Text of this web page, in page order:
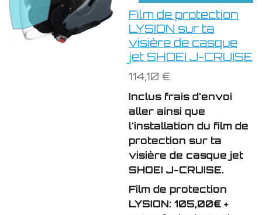
Film de protection
LYSION sur ta
visière de casque
jet SHOEI J-CRUISE
114,10 €
Inclus frais d'envoi
aller ainsi que
l'installation du film de
protection sur ta
visière de casque jet
SHOEI J-CRUISE.
Film de protection
LYSION: 105,00€ +